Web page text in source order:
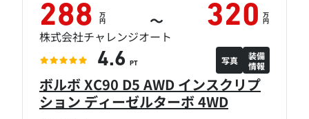
ボルボ XC90 D5 AWD インスクリプ
ション ディーゼルターボ 4WD
288 万
円 ～ 320 万
円
株式会社チャレンジオート
4.6 PT 写真
装備
情報